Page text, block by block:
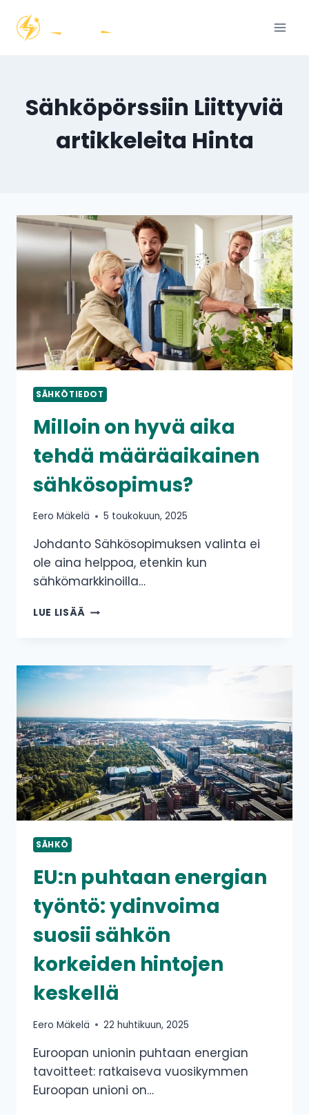
sisältöön
Sähköpörssiin Liittyviä
artikkeleita Hinta
SÄHKÖTIEDOT
Milloin on hyvä aika
tehdä määräaikainen
sähkösopimus?
Eero Mäkelä 5 toukokuun, 2025
Johdanto Sähkösopimuksen valinta ei
ole aina helppoa, etenkin kun
sähkömarkkinoilla…
LUE LISÄÄ MILLOIN
TEHDÄ
SÄHKÖ
EU:n puhtaan energian
työntö: ydinvoima
suosii sähkön
korkeiden hintojen
keskellä
Eero Mäkelä 22 huhtikuun, 2025
Euroopan unionin puhtaan energian
tavoitteet: ratkaiseva vuosikymmen
Euroopan unioni on…